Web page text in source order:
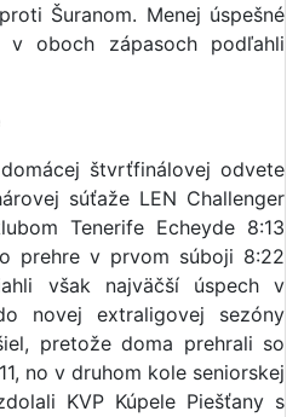
Šuranom. Menej úspešné
v oboch zápasoch podľahli
štvrťfinálovej odvete
súťaže LEN Challenger
Tenerife Echeyde 8:13
prehre v prvom súboji 8:22
však najväčší úspech v
novej extraligovej sezóny
pretože doma prehrali so
no v druhom kole seniorskej
KVP Kúpele Piešťany s